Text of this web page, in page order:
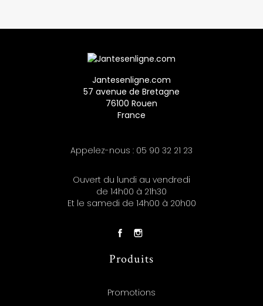
Jantesenligne.com
57 avenue de Bretagne
76100 Rouen
France
Appelez-nous : 05 90 32 21 23
Ouvert du lundi au vendredi
de 14h00 à 21h30
Et le samedi de 14h00 à 20h00
Produits
Promotions